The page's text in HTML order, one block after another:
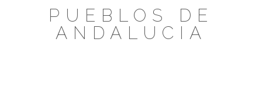
PUEBLOS DE
ANDALUCIA